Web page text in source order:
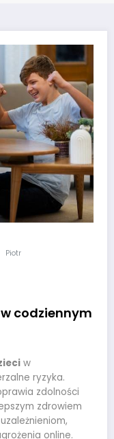
Piotr
codziennym
w
ryzyka.
zdolności
zdrowiem
online.